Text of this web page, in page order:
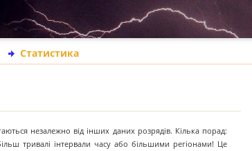
Статистика
незалежно від інших даних розрядів. Кілька порад:
тривалі інтервали часу або більшими регіонами! Це